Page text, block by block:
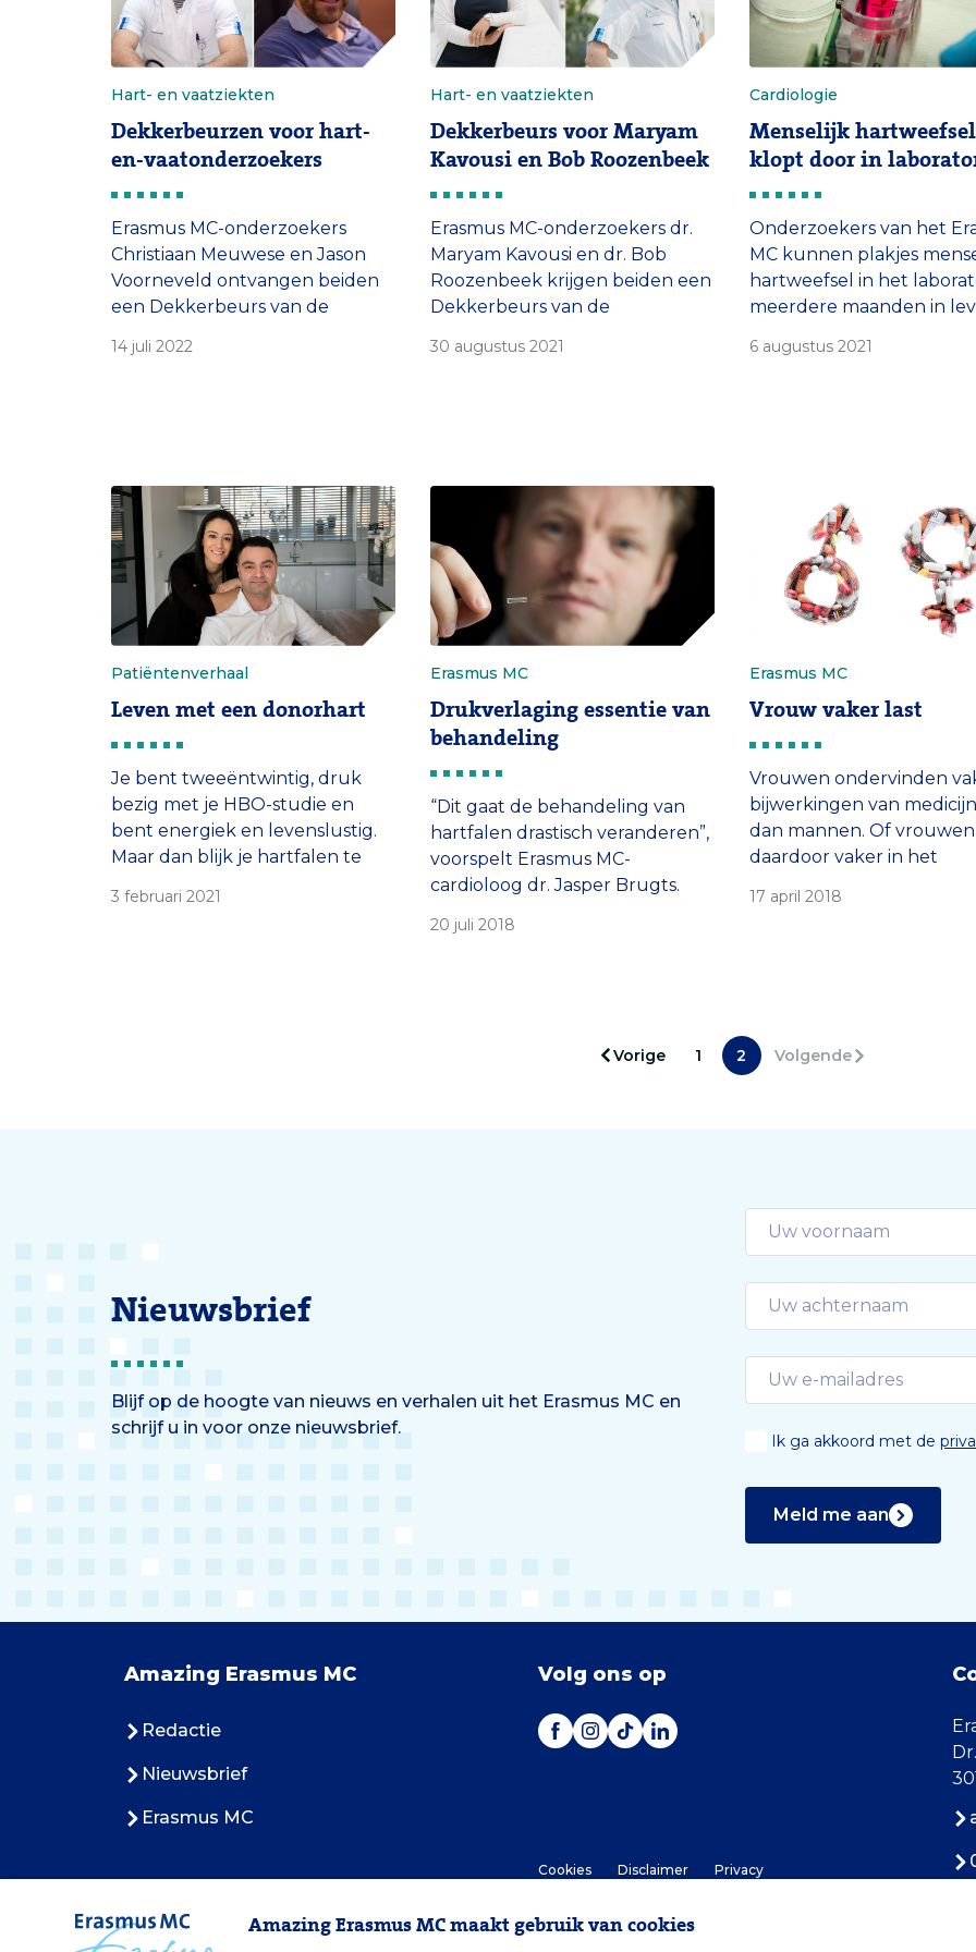
Hart- en vaatziekten
Dekkerbeurzen voor hart-
en-vaatonderzoekers
Erasmus MC-onderzoekers
Christiaan Meuwese en Jason
Voorneveld ontvangen beiden
een Dekkerbeurs van de
jonge hart-en-vaat-
14 juli 2022
Hart- en vaatziekten
Dekkerbeurs voor Maryam
Kavousi en Bob Roozenbeek
Erasmus MC-onderzoekers dr.
Maryam Kavousi en dr. Bob
Roozenbeek krijgen beiden een
Dekkerbeurs van de
kunnen zij de komende jaren
30 augustus 2021
Cardiologie
Menselijk hartweefsel
klopt door in
Onderzoekers van het
MC kunnen plakjes
hartweefsel in het
meerdere maanden in
mogelijkheid om in de
6 augustus 2021
Patiëntenverhaal
Leven met een donorhart
Je bent tweeëntwintig, druk
bezig met je HBO-studie en
bent energiek en levenslustig.
Maar dan blijk je hartfalen te
niets meer voor je kunnen doen.
3 februari 2021
Erasmus MC
Drukverlaging essentie van
behandeling
“Dit gaat de behandeling van
hartfalen drastisch veranderen”,
voorspelt Erasmus MC-
cardioloog dr. Jasper Brugts.
niet groter dan een paperclip.
20 juli 2018
Erasmus MC
Vrouw vaker last
Vrouwen ondervinden
bijwerkingen van
dan mannen. Of vrouwen
daardoor vaker in het
onderzocht.
17 april 2018
Vorige 1 2 Volgende
Nieuwsbrief
Blijf op de hoogte van nieuws en verhalen uit het Erasmus MC en
schrijf u in voor onze nieuwsbrief.
Ik ga akkoord met de
Meld me aan
Amazing Erasmus MC
Redactie
Nieuwsbrief
Erasmus MC
Volg ons op
Cookies Disclaimer Privacy
Amazing Erasmus MC maakt gebruik van cookies